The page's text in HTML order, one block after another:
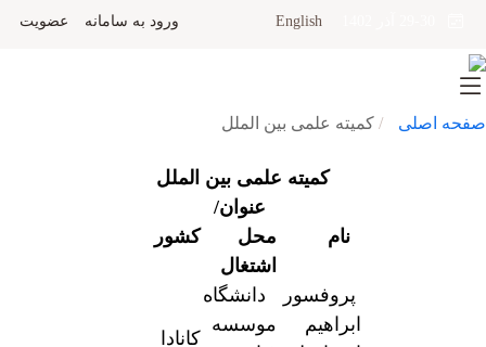
English ورود به سامانه عضویت
صفحه اصلی کمیته علمی بین الملل
کمیته علمی بین الملل
نام
عنوان/
محل
اشتغال
کشور
پروفسور
ابراهیم
دانشگاه
موسسه
کانادا